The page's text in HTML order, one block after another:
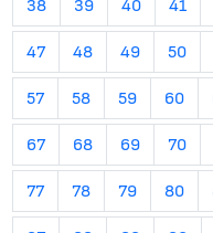
38 39 40 41
47 48 49 50
57 58 59 60
67 68 69 70
77 78 79 80